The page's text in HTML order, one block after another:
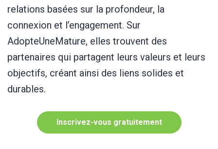
relations basées sur la profondeur, la
connexion et l’engagement. Sur
AdopteUneMature, elles trouvent des
partenaires qui partagent leurs valeurs et leurs
objectifs, créant ainsi des liens solides et
durables.
Inscrivez-vous gratuitement